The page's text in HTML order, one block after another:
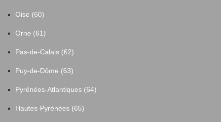
Oise (60)
Orne (61)
Pas-de-Calais (62)
Puy-de-Dôme (63)
Pyrénées-Atlantiques (64)
Hautes-Pyrénées (65)